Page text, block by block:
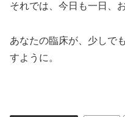
それでは、今日も一日、
あなたの臨床が、少しで
すように。